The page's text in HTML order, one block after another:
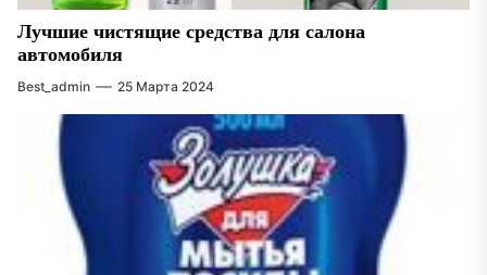
Лучшие чистящие средства для салона
автомобиля
Best_admin 25 Марта 2024